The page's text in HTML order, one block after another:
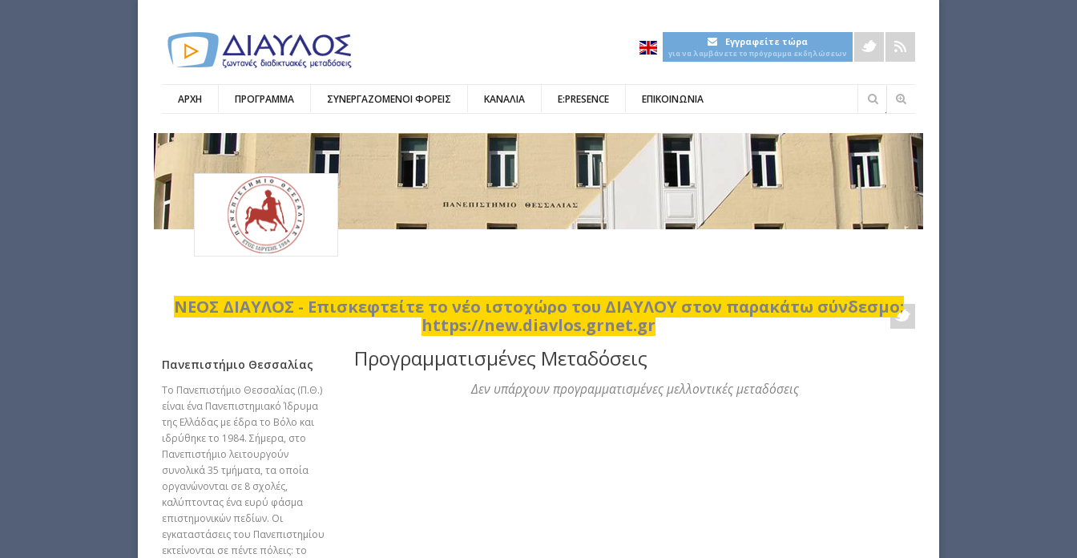
Εγγραφείτε τώρα
για να λαμβάνετε το πρόγραμμα εκδηλώσεων
ΑΡΧΗ ΠΡΟΓΡΑΜΜΑ ΣΥΝΕΡΓΑΖΟΜΕΝΟΙ ΦΟΡΕΙΣ ΚΑΝΑΛΙΑ E:PRESENCE ΕΠΙΚΟΙΝΩΝΙΑ
Φόρμα
ΝΕΟΣ ΔΙΑΥΛΟΣ - Επισκεφτείτε το νέο ιστοχώρο του ΔΙΑΥΛΟΥ στον παρακάτω σύνδεσμο:
https://new.diavlos.grnet.gr
Πανεπιστήμιο Θεσσαλίας
Το Πανεπιστήμιο Θεσσαλίας (Π.Θ.)
είναι ένα Πανεπιστημιακό Ίδρυμα
της Ελλάδας με έδρα το Βόλο και
ιδρύθηκε το 1984. Σήμερα, στο
Πανεπιστήμιο λειτουργούν
συνολικά 35 τμήματα, τα οποία
οργανώνονται σε 8 σχολές,
καλύπτοντας ένα ευρύ φάσμα
επιστημονικών πεδίων. Οι
εγκαταστάσεις του Πανεπιστημίου
εκτείνονται σε πέντε πόλεις: το
Προγραμματισμένες Μεταδόσεις
Δεν υπάρχουν προγραμματισμένες μελλοντικές μεταδόσεις